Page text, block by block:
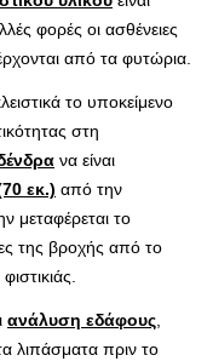
φορές οι ασθένειες
από τα φυτώρια.
το υποκείμενο
στη
να είναι
εκ.) από την
μεταφέρεται το
της βροχής από το
ανάλυση εδάφους,
λιπάσματα πριν το